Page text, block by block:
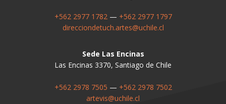
+562 2977 1782— +562 2977 1797
direcciondetuch.artes@uchile.cl
Sede Las Encinas
Las Encinas 3370, Santiago de Chile
+562 2978 7505 — +562 2978 7502
artevis@uchile.cl